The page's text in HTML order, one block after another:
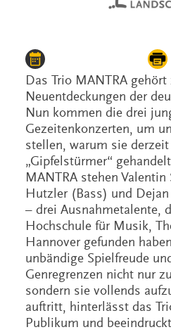
Das Trio MANTRA
Neuentdeckungen der
Nun kommen die drei
Gezeitenkonzerten, um
stellen, warum sie
„Gipfelstürmer“
MANTRA stehen
Hutzler (Bass) und
– drei Ausnahmetalente,
Hochschule für Musik,
Hannover gefunden
unbändige Spielfreude
Genregrenzen nicht nur
sondern sie vollends
auftritt, hinterlässt das
Publikum und